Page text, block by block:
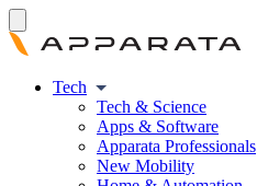
Tech
Tech & Science
Apps & Software
Apparata Professionals
New Mobility